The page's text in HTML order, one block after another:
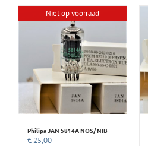
Niet op voorraad
Philips JAN 5814A NOS/ NIB
€ 25,00